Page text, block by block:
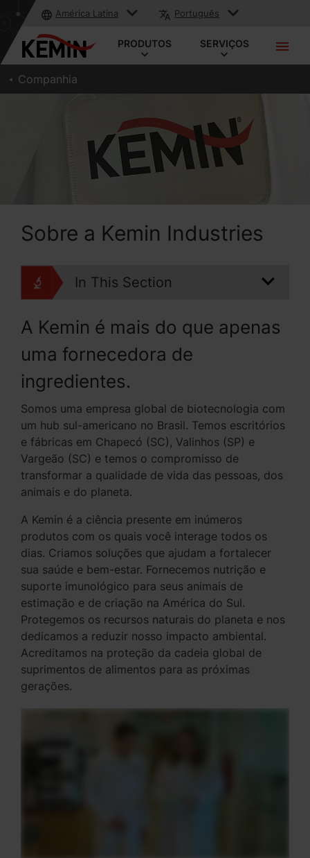
América Latina Português
PRODUTOS SERVIÇOS
Companhia
Sobre a Kemin Industries
In This Section
A Kemin é mais do que apenas
uma fornecedora de
ingredientes.
Somos uma empresa global de biotecnologia com
um hub sul-americano no Brasil. Temos escritórios
e fábricas em Chapecó (SC), Valinhos (SP) e
Vargeão (SC) e temos o compromisso de
transformar a qualidade de vida das pessoas, dos
animais e do planeta.
A Kemin é a ciência presente em inúmeros
produtos com os quais você interage todos os
dias. Criamos soluções que ajudam a fortalecer
sua saúde e bem-estar. Fornecemos nutrição e
suporte imunológico para seus animais de
estimação e de criação na América do Sul.
Protegemos os recursos naturais do planeta e nos
dedicamos a reduzir nosso impacto ambiental.
Acreditamos na proteção da cadeia global de
suprimentos de alimentos para as próximas
gerações.